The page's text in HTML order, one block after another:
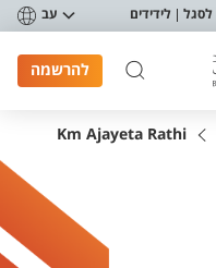
לסגל לידידים עב
להרשמה
Km Ajayeta Rathi